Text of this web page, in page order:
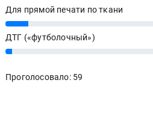
Для прямой печати по ткани
10%
ДТГ («футболочный»)
3%
Проголосовало: 59